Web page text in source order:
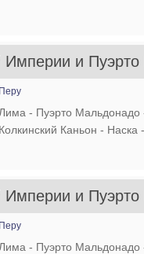
Империи и
Перу
Лима - Пуэрто Мальдонадо
Колкинский Каньон - Наска
Империи и
Перу
Лима - Пуэрто Мальдонадо